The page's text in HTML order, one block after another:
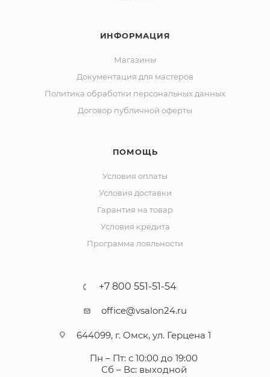
ИНФОРМАЦИЯ
Магазины
Документация для мастеров
Политика обработки персональных данных
Договор публичной оферты
ПОМОЩЬ
Условия оплаты
Условия доставки
Гарантия на товар
Условия кредита
Программа лояльности
+7 800 551-51-54
office@vsalon24.ru
644099, г. Омск, ул. Герцена 1
Пн – Пт: с 10:00 до 19:00
Сб – Вс: выходной